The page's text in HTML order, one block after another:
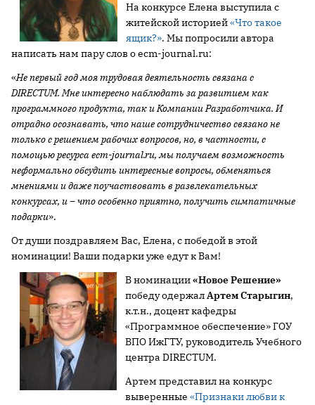
На конкурсе Елена выступила с
житейской историей«Что такое
ящик?». Мы попросили автора
написать нам пару слов о ecm-journal.ru:
«Не первый год моя трудовая деятельность связана с
DIRECTUM. Мне интересно наблюдать за развитием как
программного продукта, так и Компании Разработчика. И
отрадно осознавать, что наше сотрудничество связано не
только с решением рабочих вопросов, но, в частности, с
помощью ресурса ecm-journal.ru, мы получаем возможность
неформально обсудить интересные вопросы, обменяться
мнениями и даже поучаствовать в развлекательных
конкурсах, и – что особенно приятно, получить симпатичные
подарки».
От души поздравляем Вас, Елена, с победой в этой
номинации! Ваши подарки уже едут к Вам!
В номинации«Новое Решение»
победу одержалАртем Старыгин,
к.т.н., доцент кафедры
«Программное обеспечение» ГОУ
ВПО ИжГТУ, руководитель Учебного
центра DIRECTUM.
Артем представил на конкурс
выверенные «Признаки любви к